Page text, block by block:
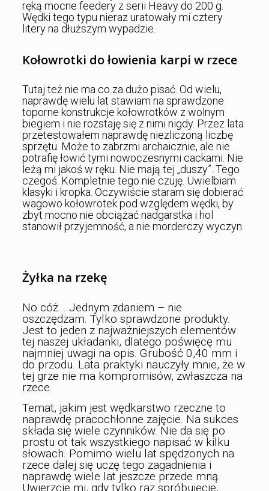
ręką mocne feedery z serii Heavy do 200 g.
Wędki tego typu nieraz uratowały mi cztery
litery na dłuższym wypadzie.
Kołowrotki do łowienia karpi w rzece
Tutaj też nie ma co za dużo pisać. Od wielu,
naprawdę wielu lat stawiam na sprawdzone
toporne konstrukcje kołowrotków z wolnym
biegiem i nie rozstaję się z nimi nigdy. Przez lata
przetestowałem naprawdę niezliczoną liczbę
sprzętu. Może to zabrzmi archaicznie, ale nie
potrafię łowić tymi nowoczesnymi cackami. Nie
leżą mi jakoś w ręku. Nie mają tej „duszy”. Tego
czegoś. Kompletnie tego nie czuję. Uwielbiam
klasyki i kropka. Oczywiście staram się dobierać
wagowo kołowrotek pod względem wędki, by
zbyt mocno nie obciążać nadgarstka i hol
stanowił przyjemność, a nie morderczy wyczyn.
Żyłka na rzekę
No cóż… Jednym zdaniem – nie
oszczędzam. Tylko sprawdzone produkty.
Jest to jeden z najważniejszych elementów
tej naszej układanki, dlatego poświęcę mu
najmniej uwagi na opis. Grubość 0,40 mm i
do przodu. Lata praktyki nauczyły mnie, że w
tej grze nie ma kompromisów, zwłaszcza na
rzece.
Temat, jakim jest wędkarstwo rzeczne to
naprawdę pracochłonne zajęcie. Na sukces
składa się wiele czynników. Nie da się po
prostu ot tak wszystkiego napisać w kilku
słowach. Pomimo wielu lat spędzonych na
rzece dalej się uczę tego zagadnienia i
naprawdę wiele lat jeszcze przede mną.
Uwierzcie mi, gdy tylko raz spróbujecie,